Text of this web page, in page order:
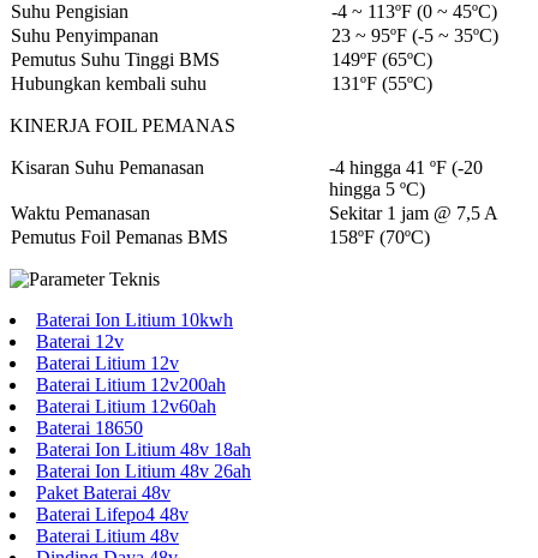
Suhu Pengisian
-4 ~ 113ºF (0 ~ 45ºC)
Suhu Penyimpanan
23 ~ 95ºF (-5 ~ 35ºC)
Pemutus Suhu Tinggi BMS
149ºF (65ºC)
Hubungkan kembali suhu
131ºF (55ºC)
KINERJA FOIL PEMANAS
Kisaran Suhu Pemanasan
-4 hingga 41 ºF (-20
hingga 5 ºC)
Waktu Pemanasan
Sekitar 1 jam @ 7,5 A
Pemutus Foil Pemanas BMS
158ºF (70ºC)
Baterai Ion Litium 10kwh
Baterai 12v
Baterai Litium 12v
Baterai Litium 12v200ah
Baterai Litium 12v60ah
Baterai 18650
Baterai Ion Litium 48v 18ah
Baterai Ion Litium 48v 26ah
Paket Baterai 48v
Baterai Lifepo4 48v
Baterai Litium 48v